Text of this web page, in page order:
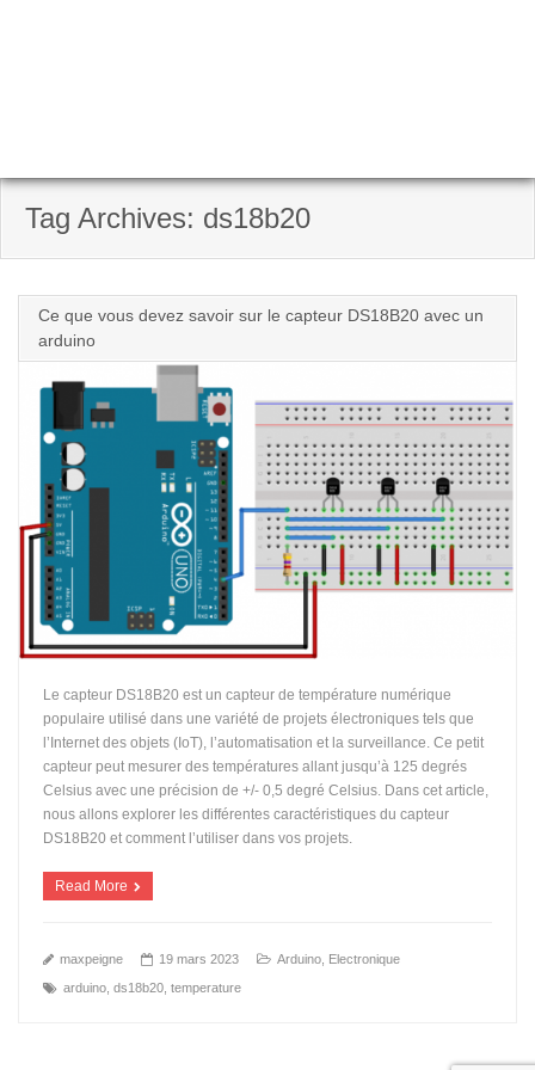
Tag Archives: ds18b20
Ce que vous devez savoir sur le capteur DS18B20 avec un
arduino
Le capteur DS18B20 est un capteur de température numérique
populaire utilisé dans une variété de projets électroniques tels que
l’Internet des objets (IoT), l’automatisation et la surveillance. Ce petit
capteur peut mesurer des températures allant jusqu’à 125 degrés
Celsius avec une précision de +/- 0,5 degré Celsius. Dans cet article,
nous allons explorer les différentes caractéristiques du capteur
DS18B20 et comment l’utiliser dans vos projets.
Read More
maxpeigne 19 mars 2023 Arduino Electronique
arduino ,ds18b20 ,temperature